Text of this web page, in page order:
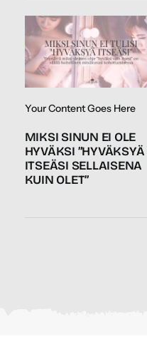
Your Content Goes Here
MIKSI SINUN EI OLE
HYVÄKSI ”HYVÄKSYÄ
ITSEÄSI SELLAISENA
KUIN OLET”